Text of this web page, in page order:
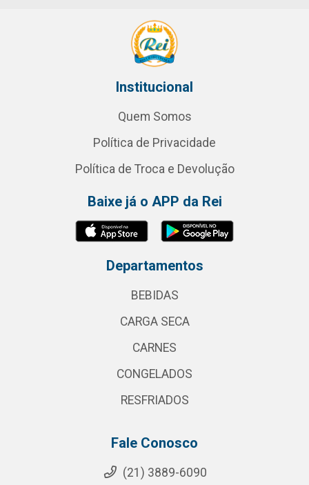
Institucional
Quem Somos
Política de Privacidade
Política de Troca e Devolução
Baixe já o APP da Rei
Departamentos
BEBIDAS
CARGA SECA
CARNES
CONGELADOS
RESFRIADOS
Fale Conosco
(21) 3889-6090